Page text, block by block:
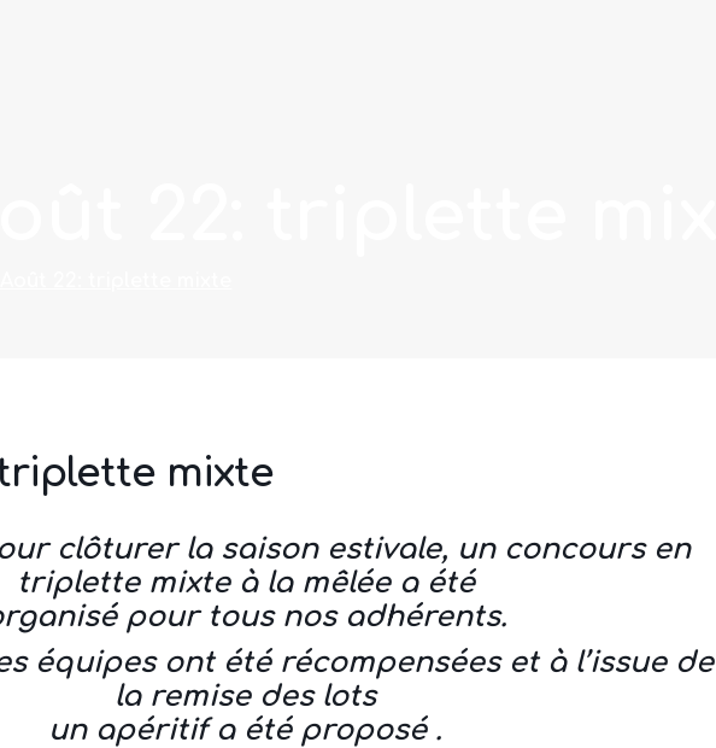
mixte
clôturer la saison estivale, un concours en
triplette mixte à la mêlée a été
pour tous nos adhérents.
équipes ont été récompensées et à l’issue de
la remise des lots
un apéritif a été proposé .